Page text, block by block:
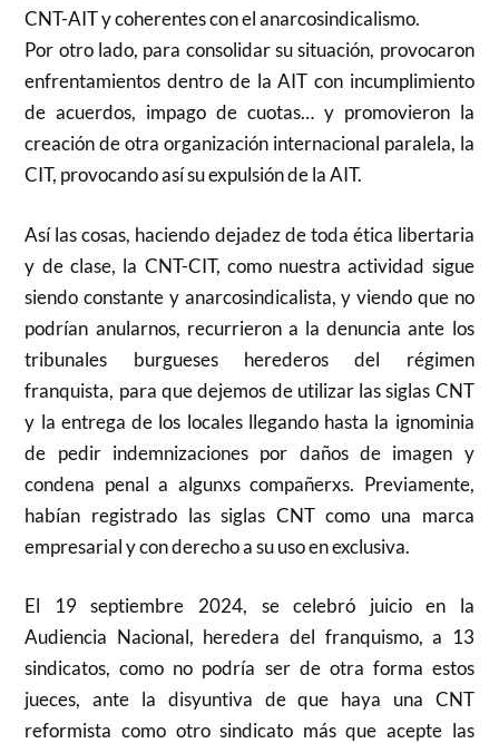
CNT-AIT y coherentes con el anarcosindicalismo.
Por otro lado, para consolidar su situación, provocaron
enfrentamientos dentro de la AIT con incumplimiento
de acuerdos, impago de cuotas… y promovieron la
creación de otra organización internacional paralela, la
CIT, provocando así su expulsión de la AIT.
Así las cosas, haciendo dejadez de toda ética libertaria
y de clase, la CNT-CIT, como nuestra actividad sigue
siendo constante y anarcosindicalista, y viendo que no
podrían anularnos, recurrieron a la denuncia ante los
tribunales burgueses herederos del régimen
franquista, para que dejemos de utilizar las siglas CNT
y la entrega de los locales llegando hasta la ignominia
de pedir indemnizaciones por daños de imagen y
condena penal a algunxs compañerxs. Previamente,
habían registrado las siglas CNT como una marca
empresarial y con derecho a su uso en exclusiva.
El 19 septiembre 2024, se celebró juicio en la
Audiencia Nacional, heredera del franquismo, a 13
sindicatos, como no podría ser de otra forma estos
jueces, ante la disyuntiva de que haya una CNT
reformista como otro sindicato más que acepte las